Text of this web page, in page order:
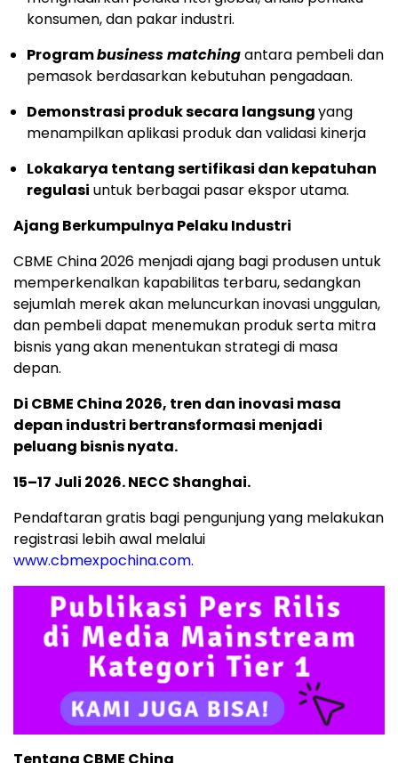
konsumen, dan pakar industri.
Programbusiness matchingantara pembeli dan
pemasok berdasarkan kebutuhan pengadaan.
Demonstrasi produk secara langsungyang
menampilkan aplikasi produk dan validasi kinerja
Lokakarya tentang sertifikasi dan kepatuhan
regulasi untuk berbagai pasar ekspor utama.
Ajang Berkumpulnya Pelaku Industri
CBME China 2026 menjadi ajang bagi produsen untuk
memperkenalkan kapabilitas terbaru, sedangkan
sejumlah merek akan meluncurkan inovasi unggulan,
dan pembeli dapat menemukan produk serta mitra
bisnis yang akan menentukan strategi di masa
depan.
Di CBME China 2026, tren dan inovasi masa
depan industri bertransformasi menjadi
peluang bisnis nyata.
15–17 Juli 2026. NECC Shanghai.
Pendaftaran gratis bagi pengunjung yang melakukan
registrasi lebih awal melalui
www.cbmexpochina.com.